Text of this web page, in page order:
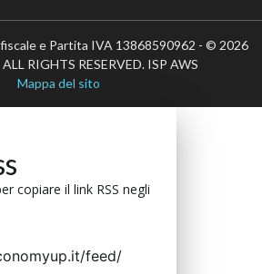
e Partita IVA 13868590962 - © 2026
RIGHTS RESERVED. ISP AWS
Mappa del sito
copiare il link RSS negli